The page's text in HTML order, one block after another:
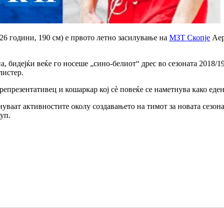
години, 190 см) е првото летно засилување на МЗТ Скопје
бидејќи веќе го носеше „сино-белиот“ дрес во сезоната
и кошаркар кој сè повеќе се наметнува како
активностите околу создавањето на тимот за новата